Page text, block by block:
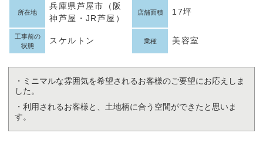
所在地
兵庫県芦屋市（阪
神芦屋・JR芦屋）
店舗面積 17坪
工事前の
状態
スケルトン 業種 美容室
・ミニマルな雰囲気を希望されるお客様のご要望にお応えしま
した。
・利用されるお客様と、土地柄に合う空間ができたと思いま
す。